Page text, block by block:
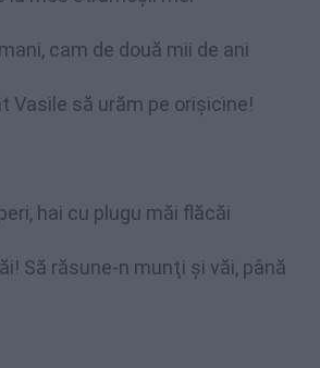
cam de două mii de ani
Vasile să urăm pe orişicine!
hai cu plugu măi flăcăi
Să răsune-n munţi şi văi, până